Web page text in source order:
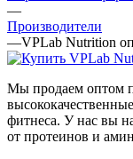
—
Производители
—VPLab Nutrition
Мы продаем оптом
фитнеса. У нас вы
от протеинов и